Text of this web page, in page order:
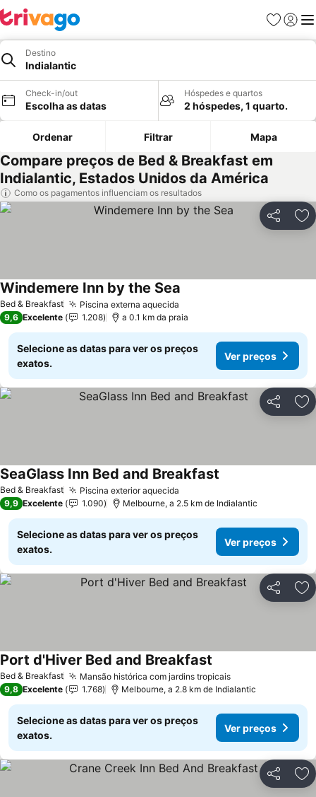
Favoritos
Iniciar
Destino
Indialantic
Check-in/out
Escolha as datas
Hóspedes e quartos
2 hóspedes, 1 quarto.
Ordenar Filtrar Mapa
Compare preços de Bed & Breakfast em
Indialantic, Estados Unidos da América
Como os pagamentos influenciam os resultados
Partilhar
Bed & Breakfast Piscina externa aquecida
Windemere Inn by the Sea
9,6 Excelente 1.208 a 0.1 km da praia
Selecione as datas para ver os preços
exatos.
Ver preços
Partilhar
Bed & Breakfast Piscina exterior aquecida
SeaGlass Inn Bed and Breakfast
9,9 Excelente 1.090 Melbourne, a 2.5 km de Indialantic
Selecione as datas para ver os preços
exatos.
Ver preços
Partilhar
Bed & Breakfast Mansão histórica com jardins tropicaisVer preços
Port d'Hiver Bed and Breakfast
9,8 Excelente 1.768 Melbourne, a 2.8 km de Indialantic
Selecione as datas para ver os preços
exatos.
Ver preços
Partilhar